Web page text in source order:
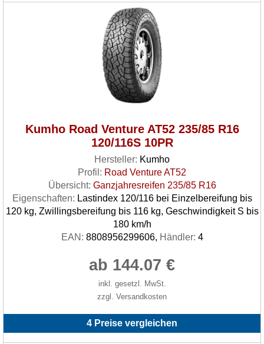
Kumho Road Venture AT52 235/85 R16
120/116S 10PR
Hersteller: Kumho
Profil: Road Venture AT52
Übersicht: Ganzjahresreifen 235/85 R16
Eigenschaften: Lastindex 120/116 bei Einzelbereifung bis
120 kg, Zwillingsbereifung bis 116 kg, Geschwindigkeit S bis
180 km/h
EAN: 8808956299606, Händler: 4
ab 144.07 €
inkl. gesetzl. MwSt.
zzgl. Versandkosten
4 Preise vergleichen